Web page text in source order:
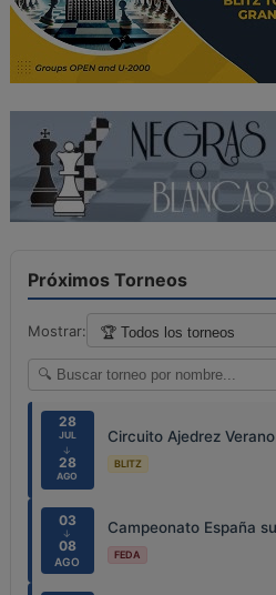
Próximos Torneos
Mostrar:
28
JUL
↓
28
AGO
Circuito Ajedrez
BLITZ
03
↓
08
AGO
Campeonato España
FEDA